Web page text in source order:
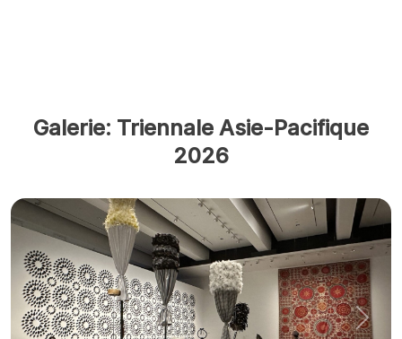
Galerie: Triennale Asie-Pacifique
2026
Précédent